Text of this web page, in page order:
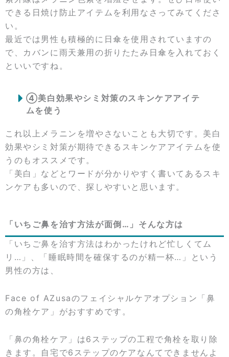
できる日焼け防止アイテムを利用なさってみてくださ
い。
最近では男性も積極的に日傘を使用されていますの
で、カバンに雨天兼用の折りたたみ日傘を入れておく
といいですね。
④美白効果やシミ対策のスキンケアアイテ
ムを使う
これ以上メラニンを増やさないことも大切です。美白
効果やシミ対策が期待できるスキンケアアイテムを使
うのもオススメです。
「美白」などとワードが分かりやすく書いてあるスキ
ンケアも多いので、探しやすいと思います。
「いちご鼻を治す方法が面倒…」そんな方は
「いちご鼻を治す方法はわかったけれど忙しくてム
リ…」、「睡眠時間を確保するのが精一杯…」という
男性の方は、
Face of AZusaのフェイシャルケアオプション「鼻
の角栓ケア」がおすすめです。
「鼻の角栓ケア」は6ステップの工程で角栓を取り除
きます。自宅で6ステップのケアなんてできませんよ